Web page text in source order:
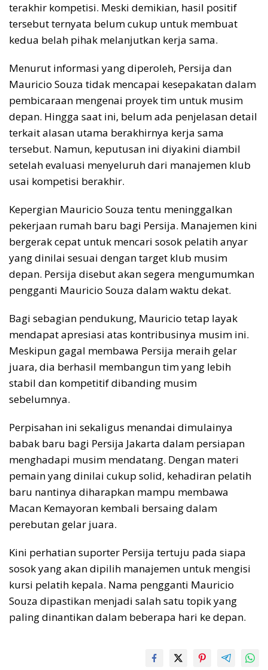
terakhir kompetisi. Meski demikian, hasil positif
tersebut ternyata belum cukup untuk membuat
kedua belah pihak melanjutkan kerja sama.
Menurut informasi yang diperoleh, Persija dan
Mauricio Souza tidak mencapai kesepakatan dalam
pembicaraan mengenai proyek tim untuk musim
depan. Hingga saat ini, belum ada penjelasan detail
terkait alasan utama berakhirnya kerja sama
tersebut. Namun, keputusan ini diyakini diambil
setelah evaluasi menyeluruh dari manajemen klub
usai kompetisi berakhir.
Kepergian Mauricio Souza tentu meninggalkan
pekerjaan rumah baru bagi Persija. Manajemen kini
bergerak cepat untuk mencari sosok pelatih anyar
yang dinilai sesuai dengan target klub musim
depan. Persija disebut akan segera mengumumkan
pengganti Mauricio Souza dalam waktu dekat.
Bagi sebagian pendukung, Mauricio tetap layak
mendapat apresiasi atas kontribusinya musim ini.
Meskipun gagal membawa Persija meraih gelar
juara, dia berhasil membangun tim yang lebih
stabil dan kompetitif dibanding musim
sebelumnya.
Perpisahan ini sekaligus menandai dimulainya
babak baru bagi Persija Jakarta dalam persiapan
menghadapi musim mendatang. Dengan materi
pemain yang dinilai cukup solid, kehadiran pelatih
baru nantinya diharapkan mampu membawa
Macan Kemayoran kembali bersaing dalam
perebutan gelar juara.
Kini perhatian suporter Persija tertuju pada siapa
sosok yang akan dipilih manajemen untuk mengisi
kursi pelatih kepala. Nama pengganti Mauricio
Souza dipastikan menjadi salah satu topik yang
paling dinantikan dalam beberapa hari ke depan.